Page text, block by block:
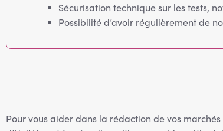
Sécurisation technique sur les tests,
Possibilité d’avoir régulièrement de
Pour vous aider dans la rédaction de vos